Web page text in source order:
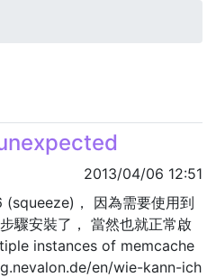
2013/04/06 12:51
， 因為需要使用到
驟安裝了， 當然也就正常啟
instances of memcache
en/wie-kann-ich